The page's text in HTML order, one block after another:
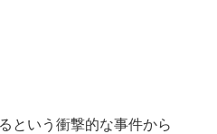
という衝撃的な事件から